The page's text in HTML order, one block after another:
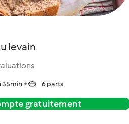
levain
35min 6 parts
gratuitement